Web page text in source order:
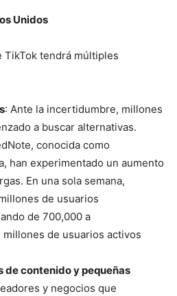
Unidos
TikTok tendrá múltiples
: Ante la incertidumbre, millones
a buscar alternativas.
conocida como
han experimentado un aumento
En una sola semana,
de usuarios
de 700,000 a
de usuarios activos
de contenido y pequeñas
y negocios que